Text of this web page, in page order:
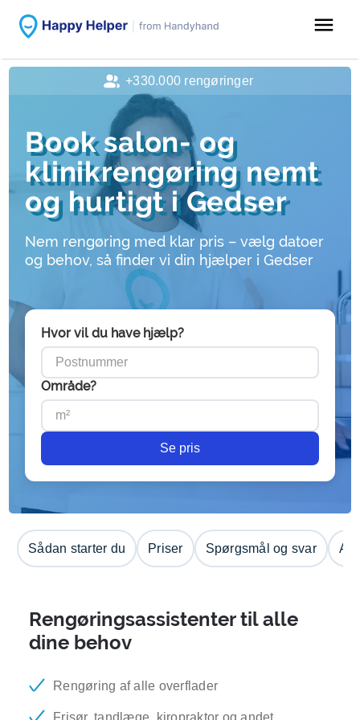
menu
Book salon- og
klinikrengøring nemt
og hurtigt i Gedser
Nem rengøring med klar pris – vælg datoer
og behov, så finder vi din hjælper i Gedser
Hvor vil du have hjælp?
Område?
Se pris
Sådan starter du Priser Spørgsmål og svar
Rengøringsassistenter til alle
dine behov
Rengøring af alle overflader
Frisør, tandlæge, kiropraktor og andet
+330.000 rengøringer